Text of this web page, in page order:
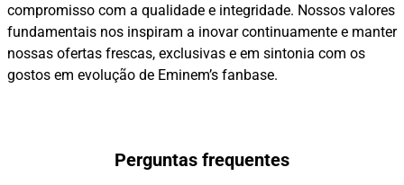
compromisso com a qualidade e integridade. Nossos valores
fundamentais nos inspiram a inovar continuamente e manter
nossas ofertas frescas, exclusivas e em sintonia com os
gostos em evolução de Eminem’s fanbase.
Perguntas frequentes